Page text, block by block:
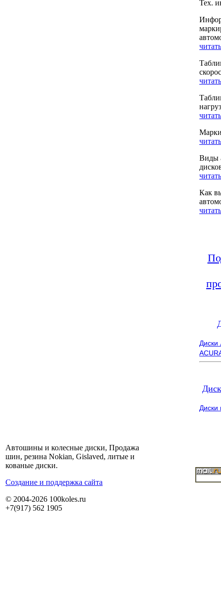
Тех.
Виды
Как
Диски
Автошины и колесные диски, Продажа
шин, резина Nokian, Gislaved, литые и
кованые диски.
Cоздание и поддержка сайта
© 2004-2026 100koles.ru
+7(917) 562 1905